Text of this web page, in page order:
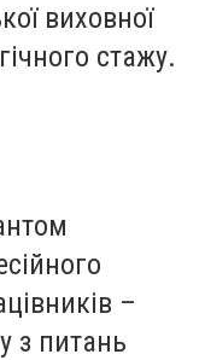
виховної
стажу.
–
з питань